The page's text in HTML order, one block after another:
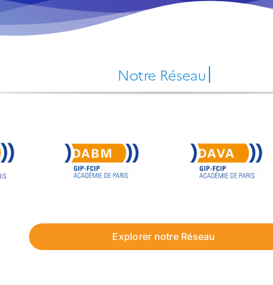
Explorer notre Réseau